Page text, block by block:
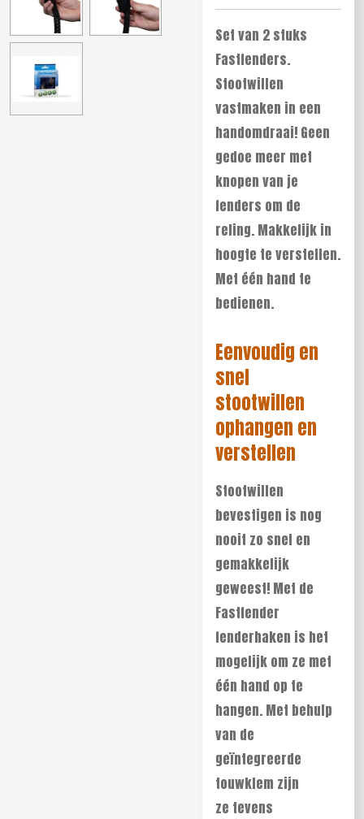
Set van 2 stuks
Fastfenders.
Stootwillen
vastmaken in een
handomdraai! Geen
gedoe meer met
knopen van je
fenders om de
reling. Makkelijk in
hoogte te verstellen.
Met één hand te
bedienen.
Eenvoudig en
snel
stootwillen
ophangen en
verstellen
Stootwillen
bevestigen is nog
nooit zo snel en
gemakkelijk
geweest! Met de
Fastfender
fenderhaken is het
mogelijk om ze met
één hand op te
hangen. Met behulp
van de
geïntegreerde
touwklem zijn
ze tevens